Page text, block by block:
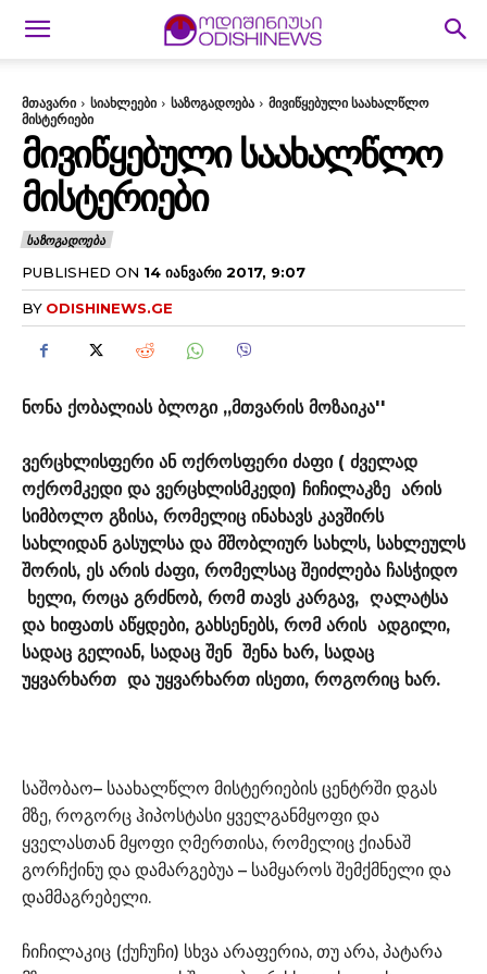
მთავარი სიახლეები საზოგადოება
მივიწყებული საახალწლო
მისტერიები
ᲛᲘᲕᲘᲬᲧᲔᲑᲣᲚᲘ ᲡᲐᲐᲮᲐᲚᲬᲚᲝ
ᲛᲘᲡᲢᲔᲠᲘᲔᲑᲘ
ᲡᲐᲖᲝᲒᲐᲓᲝᲔᲑᲐ
PUBLISHED ON 14 ᲘᲐᲜᲕᲐᲠᲘ 2017, 9:07
BY ODISHINEWS.GE
ნონა ქობალიას ბლოგი ,,მთვარის მოზაიკა''
ვერცხლისფერი ან ოქროსფერი ძაფი ( ძველად
ოქრომკედი და ვერცხლისმკედი) ჩიჩილაკზე არის
სიმბოლო გზისა, რომელიც ინახავს კავშირს
სახლიდან გასულსა და მშობლიურ სახლს, სახლეულს
შორის, ეს არის ძაფი, რომელსაც შეიძლება ჩასჭიდო
ხელი, როცა გრძნობ, რომ თავს კარგავ, ღალატსა
და ხიფათს აწყდები, გახსენებს, რომ არის ადგილი,
სადაც გელიან, სადაც შენ შენა ხარ, სადაც
უყვარხართ და უყვარხართ ისეთი, როგორიც ხარ.
საშობაო– საახალწლო მისტერიების ცენტრში დგას
მზე, როგორც ჰიპოსტასი ყველგანმყოფი და
ყველასთან მყოფი ღმერთისა, რომელიც ქიანაშ
გორჩქინუ და დამარგებუა – სამყაროს შემქმნელი და
დამმაგრებელი.
ჩიჩილაკიც (ქუჩუჩი) სხვა არაფერია, თუ არა, პატარა